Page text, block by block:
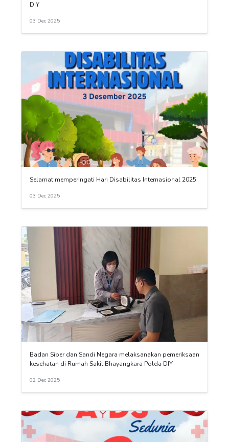
DIY
03 Dec 2025
Selamat memperingati Hari Disabilitas Internasional 2025
03 Dec 2025
Badan Siber dan Sandi Negara melaksanakan pemeriksaan
kesehatan di Rumah Sakit Bhayangkara Polda DIY
02 Dec 2025